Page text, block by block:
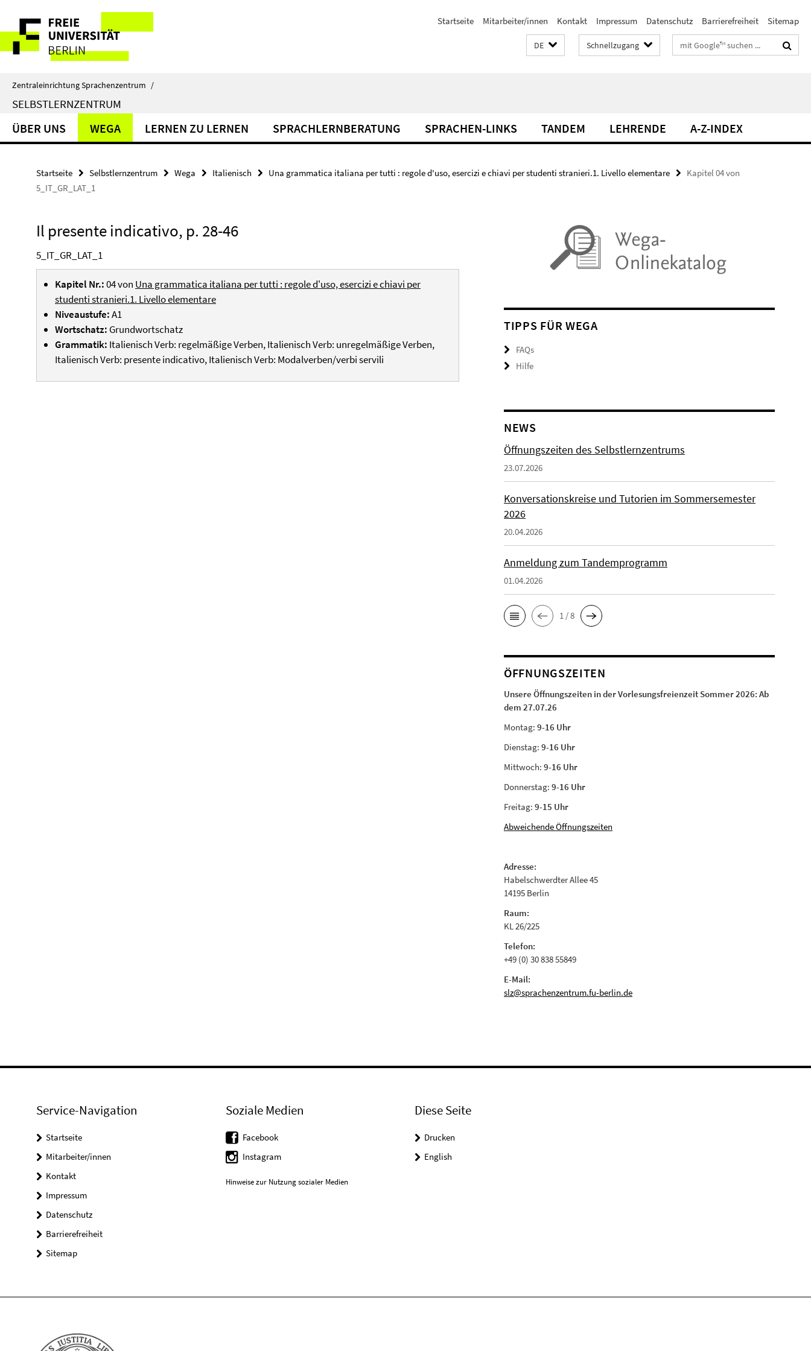
direkt
Inhalt
Service-
Navigation
Startseite Mitarbeiter/innen Kontakt Impressum Datenschutz Barrierefreiheit Sitemap
DE Schnellzugang Suchbegriffe
Zentraleinrichtung Sprachenzentrum /
SELBSTLERNZENTRUM
ÜBER UNS WEGA LERNEN ZU LERNEN SPRACHLERNBERATUNG SPRACHEN-LINKS TANDEM LEHRENDE A-Z-INDEX
Startseite Selbstlernzentrum Wega Italienisch Una grammatica italiana per tutti : regole d'uso, esercizi e chiavi per studenti stranieri.1. Livello elementare
Kapitel 04 von
5_IT_GR_LAT_1
Il presente indicativo, p. 28-46
5_IT_GR_LAT_1
Kapitel Nr.:04 von Una grammatica italiana per tutti : regole d'uso, esercizi e chiavi per
studenti stranieri.1. Livello elementare
Niveaustufe:A1
Wortschatz: Grundwortschatz
Grammatik: Italienisch Verb: regelmäßige Verben, Italienisch Verb: unregelmäßige Verben,
Italienisch Verb: presente indicativo, Italienisch Verb: Modalverben/verbi servili
TIPPS FÜR WEGA
FAQs
Hilfe
NEWS
Öffnungszeiten des Selbstlernzentrums
23.07.2026
Konversationskreise und Tutorien im Sommersemester
2026
20.04.2026
Anmeldung zum Tandemprogramm
01.04.2026
1 / 8
ÖFFNUNGSZEITEN
Unsere Öffnungszeiten in der Vorlesungsfreienzeit Sommer 2026:Ab
dem 27.07.26
Montag:9-16 Uhr
Dienstag:9-16 Uhr
Mittwoch:9-16 Uhr
Donnerstag:9-16 Uhr
Freitag:9-15 Uhr
Abweichende Öffnungszeiten
Adresse:
Habelschwerdter Allee 45
14195 Berlin
Raum:
KL 26/225
Telefon:
+49 (0) 30 838 55849
E-Mail:
slz@sprachenzentrum.fu-berlin.de
Service-Navigation
Startseite
Mitarbeiter/innen
Kontakt
Impressum
Datenschutz
Barrierefreiheit
Sitemap
Soziale Medien
Facebook
Instagram
Hinweise zur Nutzung sozialer Medien
Diese Seite
Drucken
English